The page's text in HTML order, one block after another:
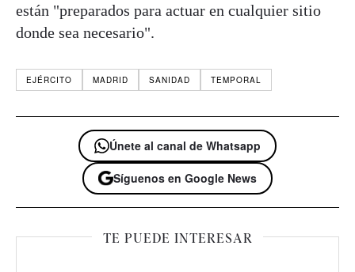
están "preparados para actuar en cualquier sitio
donde sea necesario".
EJÉRCITO MADRID SANIDAD TEMPORAL
Únete al canal de Whatsapp
Síguenos en Google News
TE PUEDE INTERESAR